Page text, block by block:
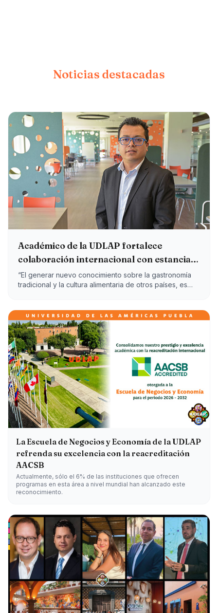
Noticias destacadas
Académico de la UDLAP fortalece
colaboración internacional con estancia
de investigación en Argentina
“El generar nuevo conocimiento sobre la gastronomía
tradicional y la cultura alimentaria de otros países, es
La Escuela de Negocios y Economía de la UDLAP
refrenda su excelencia con la reacreditación
AACSB
Actualmente, sólo el 6% de las instituciones que ofrecen
programas en esta área a nivel mundial han alcanzado este
reconocimiento.